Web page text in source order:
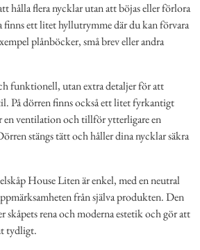
hålla flera nycklar utan att böjas eller förlora
ett litet hyllutrymme där du kan förvara
plånböcker, små brev eller andra
funktionell, utan extra detaljer för att
På dörren finns också ett litet fyrkantigt
en ventilation och tillför ytterligare en
stängs tätt och håller dina nycklar säkra
House Liten är enkel, med en neutral
från själva produkten. Den
skåpets rena och moderna estetik och gör att
tydligt.